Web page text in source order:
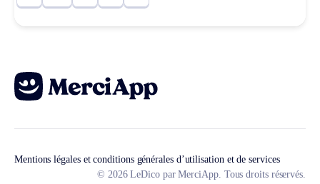
Mentions légales et conditions générales d’utilisation et de services
© 2026 LeDico par MerciApp. Tous droits réservés.